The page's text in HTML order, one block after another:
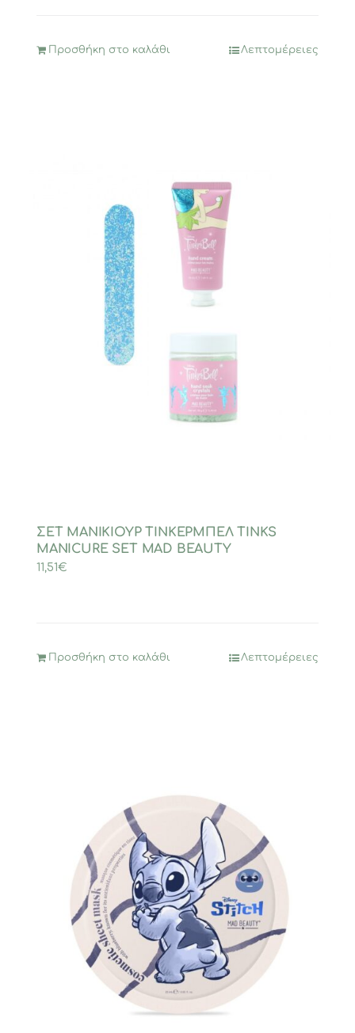
Προσθήκη στο καλάθι Λεπτομέρειες
ΣΕΤ ΜΑΝΙΚΙΟΥΡ ΤΙΝΚΕΡΜΠΕΛ TINKS
MANICURE SET MAD BEAUTY
11,51€
Προσθήκη στο καλάθι Λεπτομέρειες